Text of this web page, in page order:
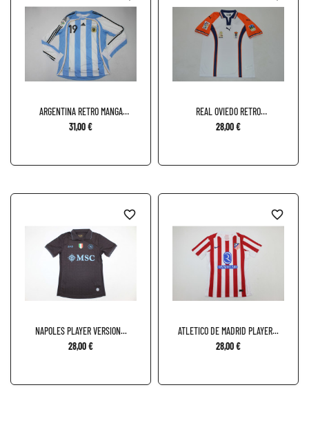
ARGENTINA RETRO MANGA
LARGA...
31,00 €
REAL OVIEDO RETRO
VISITANTE...
28,00 €
NAPOLES PLAYER VERSION...
28,00 €
favorite_border
ATLETICO DE MADRID PLAYER...
28,00 €
favorite_border